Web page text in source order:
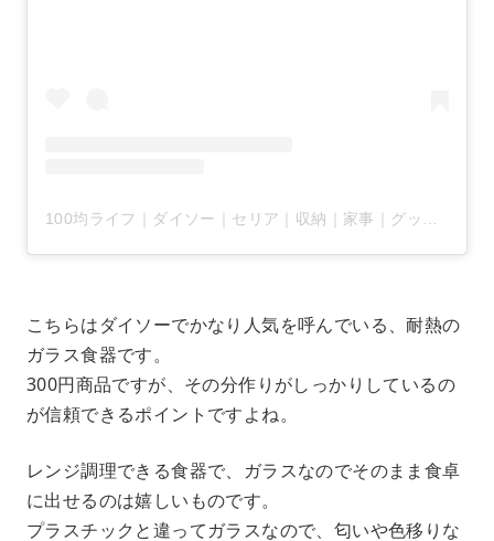
100均ライフ｜ダイソー｜セリア｜収納｜家事｜グッズ(@arrange100)がシェアした投稿
こちらはダイソーでかなり人気を呼んでいる、耐熱の
ガラス食器です。
300円商品ですが、その分作りがしっかりしているの
が信頼できるポイントですよね。
レンジ調理できる食器で、ガラスなのでそのまま食卓
に出せるのは嬉しいものです。
プラスチックと違ってガラスなので、匂いや色移りな